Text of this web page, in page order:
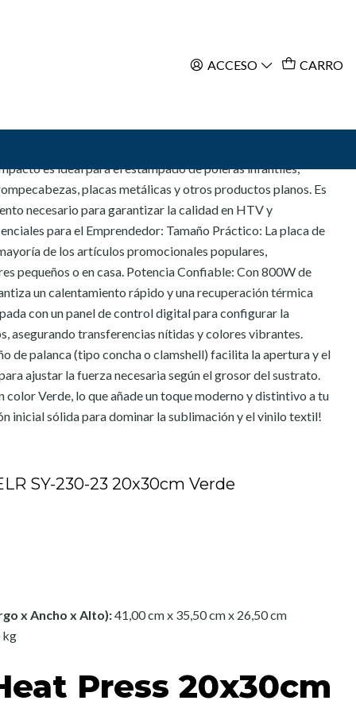
ACCESO CARRO
al Carro
cm es la prensa térmica de inicio perfecta para tu
es ideal para el estampado de poleras infantiles,
placas metálicas y otros productos planos. Es
necesario para garantizar la calidad en HTV y
para el Emprendedor: Tamaño Práctico: La placa de
de los artículos promocionales populares,
pequeños o en casa. Potencia Confiable: Con 800W de
un calentamiento rápido y una recuperación térmica
con un panel de control digital para configurar la
asegurando transferencias nítidas y colores vibrantes.
de palanca (tipo concha o clamshell) facilita la apertura y el
ajustar la fuerza necesaria según el grosor del sustrato.
Verde, lo que añade un toque moderno y distintivo a tu
inicial sólida para dominar la sublimación y el vinilo textil!
SY-230-23 20x30cm Verde
x Ancho x Alto):41,00 cm x 35,50 cm x 26,50 cm
kg
Press 20x30cm